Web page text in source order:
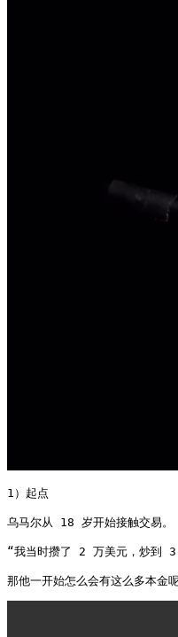
1）起点
乌马尔从 18 岁开始接触交易。
“我当时攒了 2 万美元，炒到
那他一开始怎么会有这么多本金